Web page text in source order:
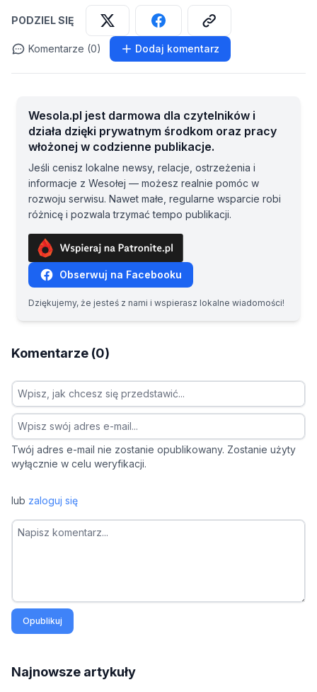
PODZIEL SIĘ
Komentarze (0) Dodaj komentarz
Wesola.pl jest darmowa dla czytelników i
działa dzięki prywatnym środkom oraz pracy
włożonej w codzienne publikacje.
Jeśli cenisz lokalne newsy, relacje, ostrzeżenia i
informacje z Wesołej — możesz realnie pomóc w
rozwoju serwisu. Nawet małe, regularne wsparcie robi
różnicę i pozwala trzymać tempo publikacji.
Obserwuj na Facebooku
Dziękujemy, że jesteś z nami i wspierasz lokalne wiadomości!
Komentarze (0)
Twój adres e-mail nie zostanie opublikowany. Zostanie użyty
wyłącznie w celu weryfikacji.
lub zaloguj się
Opublikuj
Najnowsze artykuły